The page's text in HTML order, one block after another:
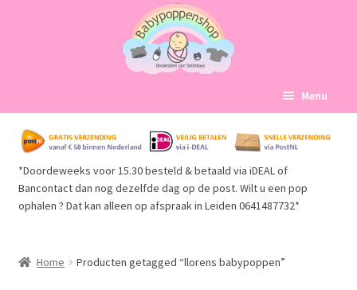
naar
navigatie
de
inhoud
Menu
Home
Babypoppen Afdelingen
Mijn account
*Doordeweeks voor 15.30 besteld & betaald via iDEAL of
Bancontact dan nog dezelfde dag op de post. Wilt u een pop
ophalen ? Dat kan alleen op afspraak in Leiden 0641487732*
Home Producten getagged “llorens babypoppen”